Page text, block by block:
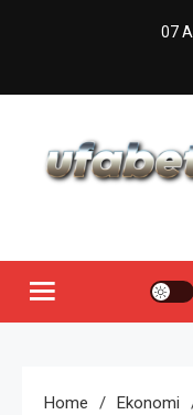
07
Home
Ekonomi